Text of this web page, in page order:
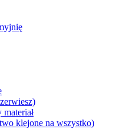
klejone na wszystko)